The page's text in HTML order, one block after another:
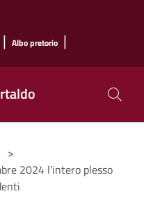
| Albo pretorio |
>
2024 l'intero plesso